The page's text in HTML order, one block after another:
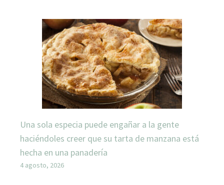
Una sola especia puede engañar a la gente
haciéndoles creer que su tarta de manzana está
hecha en una panadería
4 agosto, 2026